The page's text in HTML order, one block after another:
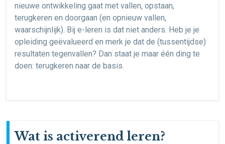
nieuwe ontwikkeling gaat met vallen, opstaan,
terugkeren en doorgaan (en opnieuw vallen,
waarschijnlijk). Bij e-leren is dat niet anders. Heb je je
opleiding geëvalueerd en merk je dat de (tussentijdse)
resultaten tegenvallen? Dan staat je maar één ding te
doen: terugkeren naar de basis.
Wat is activerend leren?